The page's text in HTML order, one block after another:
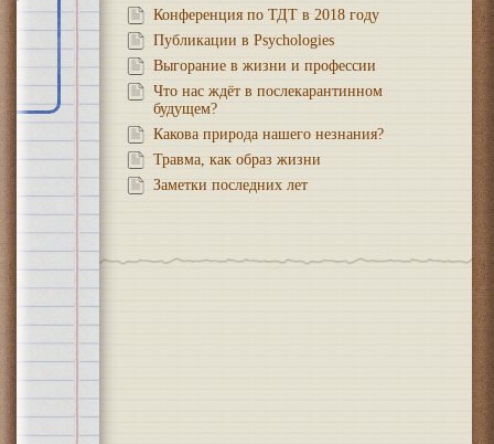
Конференция по ТДТ в 2018 году
Публикации в Psychologies
Выгорание в жизни и профессии
Что нас ждёт в послекарантинном
будущем?
Какова природа нашего незнания?
Травма, как образ жизни
Заметки последних лет